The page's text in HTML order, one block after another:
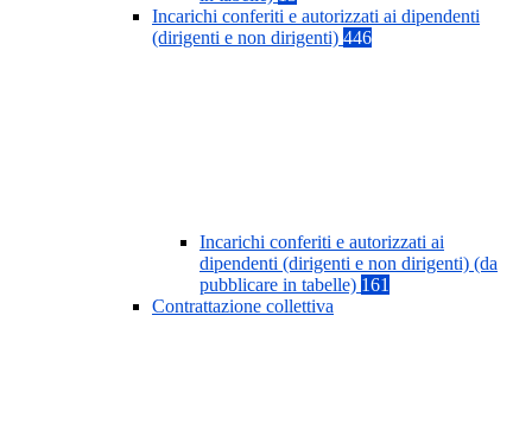
Incarichi conferiti e autorizzati ai dipendenti
(dirigenti e non dirigenti) 446
Incarichi conferiti e autorizzati ai
dipendenti (dirigenti e non dirigenti) (da
pubblicare in tabelle) 161
Contrattazione collettiva